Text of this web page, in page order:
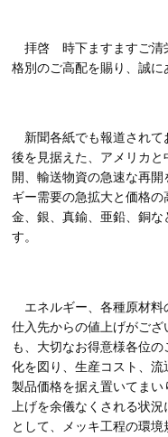
拝啓 時下ますますご清
格別のご高配を賜り、誠に
新聞各紙でも報道されて
後を見据えた、アメリカ
開、輸送物資の急速な再
ギー需要の急拡大と価格
金、銀、真鍮、亜鉛、銅
す。
エネルギー、各種原材料
仕入先からの値上げがご
も、大切なお得意様各位
化を図り、生産コスト、流
製品価格を据え置いてま
上げを余儀なくされる状
として、メッキ工程の環